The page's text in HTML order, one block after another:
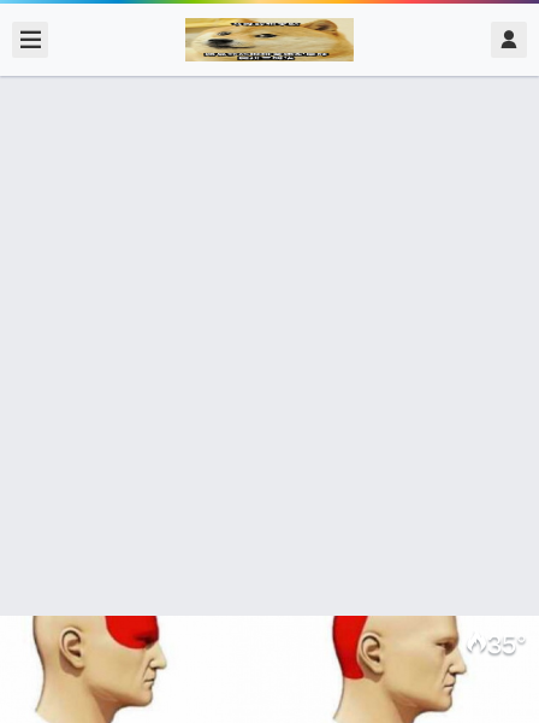
35°
admin @ 梗圖大全 MEME NOW 2020/2/06